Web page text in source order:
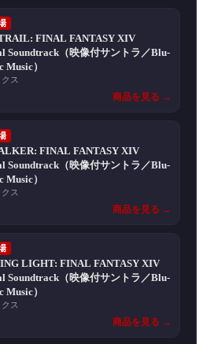
FINAL FANTASY XIV
Soundtrack（映像付サントラ／Blu-
Music）
ス
商品を見る →
FINAL FANTASY XIV
Soundtrack（映像付サントラ／Blu-
Music）
ス
商品を見る →
LIGHT: FINAL FANTASY XIV
Soundtrack（映像付サントラ／Blu-
Music）
ス
商品を見る →